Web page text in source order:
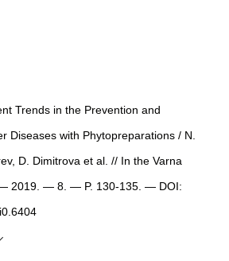
Trends in the Prevention and
Diseases with Phytopreparations / N.
D. Dimitrova et al. // In the Varna
— 2019. — 8. — P. 130-135. — DOI: